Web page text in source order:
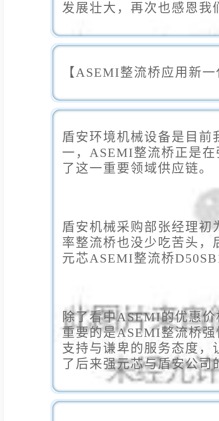
发展壮大，再次也感恩我
【ASEMI整流桥应用新
盾安环境机械设备是目
一，ASEMI整流桥正是
了这一重要领域供应链。
盾安机械采购部张经理
率整流桥也没少吃苦头
元芯ASEMI整流桥
除了看中ASEMI的优惠
重要的是ASEMI整流桥
支持与谦卑的服务态度
了后来强元芯与盾安公司